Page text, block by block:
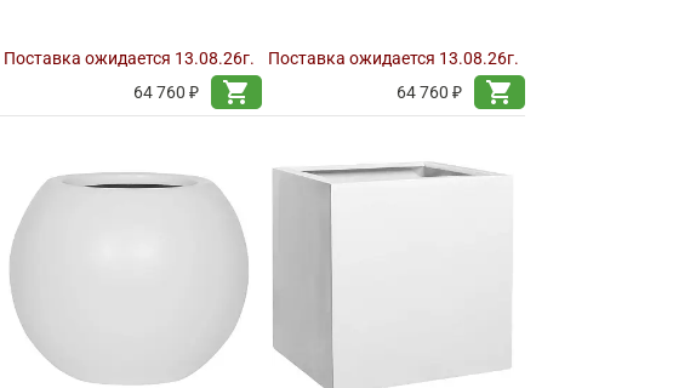
Поставка ожидается 13.08.26г.
64 760 ₽
shopping_cart
Поставка ожидается 13.08.26г.
64 760 ₽
shopping_cart